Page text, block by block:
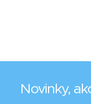
Novinky,